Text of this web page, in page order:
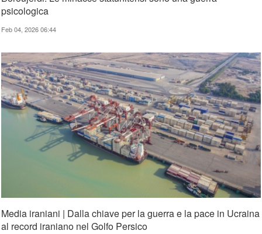
psicologica
Feb 04, 2026 06:44
Media iraniani | Dalla chiave per la guerra e la pace in Ucraina
al record iraniano nel Golfo Persico